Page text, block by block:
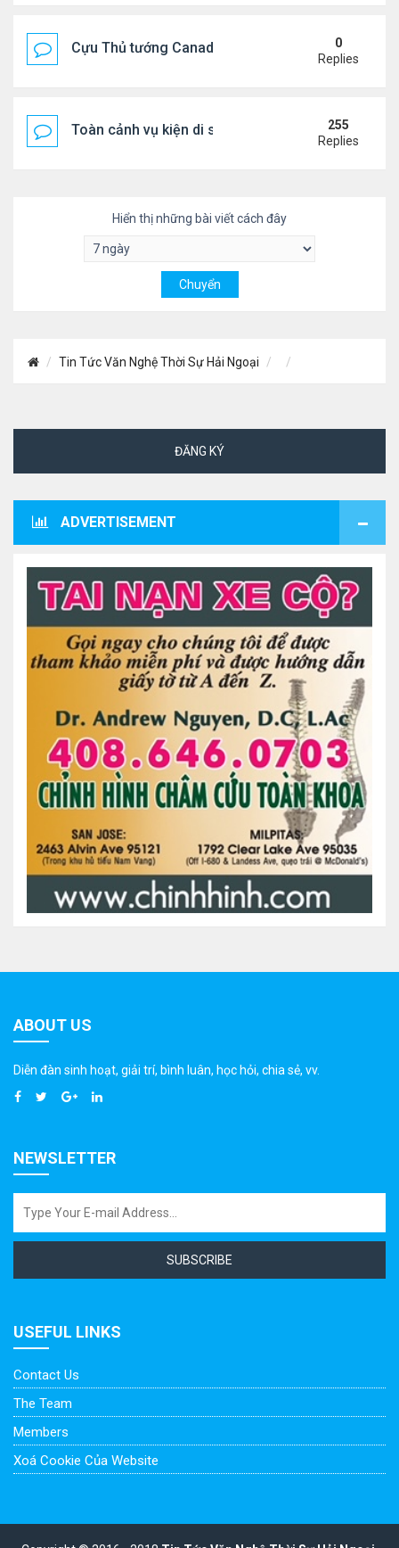
Cựu Thủ tướng Canada đắm đuối khóa môi Katy
0
Replies
Toàn cảnh vụ kiện di sản CNS VŨ LINH
255
Replies
Hiển thị những bài viết cách đây
Tin Tức Văn Nghệ Thời Sự Hải Ngoại
ĐĂNG KÝ
ADVERTISEMENT
ABOUT US
Diễn đàn sinh hoạt, giải trí, bình luân, học hỏi, chia sẻ, vv.
NEWSLETTER
SUBSCRIBE
USEFUL LINKS
Contact Us
The Team
Members
Xoá Cookie Của Website